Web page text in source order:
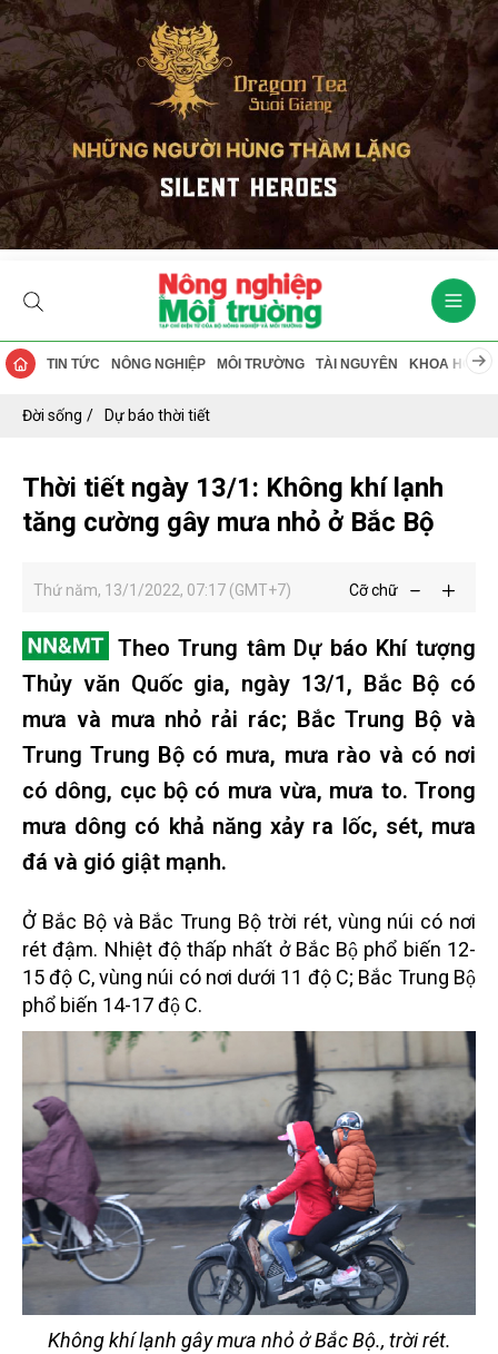
TIN TỨC NÔNG NGHIỆP MÔI TRƯỜNG TÀI NGUYÊN KHOA HỌC
Đời sống Dự báo thời tiết
Thời tiết ngày 13/1: Không khí lạnh
tăng cường gây mưa nhỏ ở Bắc Bộ
Thứ năm, 13/1/2022, 07:17 (GMT+7) Cỡ chữ
Theo Trung tâm Dự báo Khí tượng
Thủy văn Quốc gia, ngày 13/1, Bắc Bộ có
mưa và mưa nhỏ rải rác; Bắc Trung Bộ và
Trung Trung Bộ có mưa, mưa rào và có nơi
có dông, cục bộ có mưa vừa, mưa to. Trong
mưa dông có khả năng xảy ra lốc, sét, mưa
đá và gió giật mạnh.
Ở Bắc Bộ và Bắc Trung Bộ trời rét, vùng núi có nơi
rét đậm. Nhiệt độ thấp nhất ở Bắc Bộ phổ biến 12-
15 độ C, vùng núi có nơi dưới 11 độ C; Bắc Trung Bộ
phổ biến 14-17 độ C.
Không khí lạnh gây mưa nhỏ ở Bắc Bộ., trời rét.